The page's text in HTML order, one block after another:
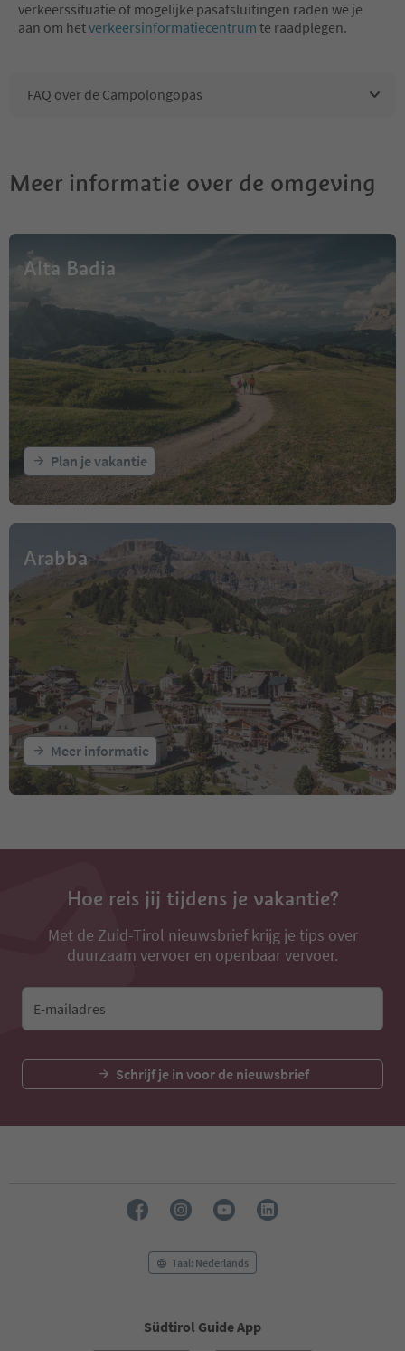
verkeerssituatie of mogelijke pasafsluitingen raden we je
aan om hetverkeersinformatiecentrum te raadplegen.
FAQ over de Campolongopas
Meer informatie over de omgeving
Alta Badia
Plan je vakantie
Arabba
Meer informatie
Hoe reis jij tijdens je vakantie?
Met de Zuid-Tirol nieuwsbrief krijg je tips over
duurzaam vervoer en openbaar vervoer.
E-mailadres
Schrijf je in voor de nieuwsbrief
Taal: Nederlands
Südtirol Guide App